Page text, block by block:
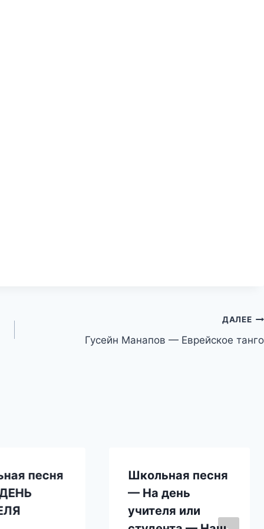
ДАЛЕЕ
Гусейн Манапов — Еврейское танго
песня
Школьная песня
— На день
учителя или